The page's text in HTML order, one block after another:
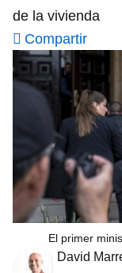
de la vivienda
Compartir
El primer
David